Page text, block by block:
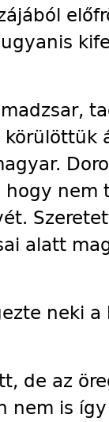
hogy
alatt
neki
de az
nem is